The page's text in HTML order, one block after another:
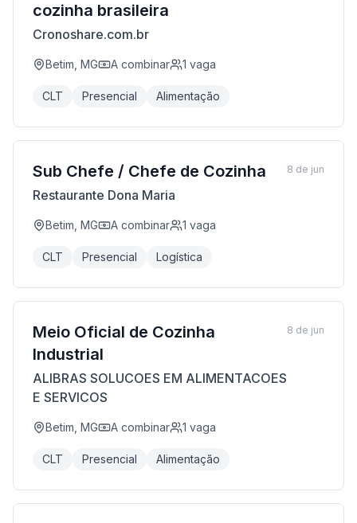
cozinha brasileira
Cronoshare.com.br
Betim, MG A combinar 1 vaga
CLT Presencial Alimentação
Sub Chefe / Chefe de Cozinha
Restaurante Dona Maria
Betim, MG A combinar 1 vaga
CLT Presencial Logística
8 de jun
Meio Oficial de Cozinha
Industrial
ALIBRAS SOLUCOES EM ALIMENTACOES
E SERVICOS
Betim, MG A combinar 1 vaga
CLT Presencial Alimentação
8 de jun